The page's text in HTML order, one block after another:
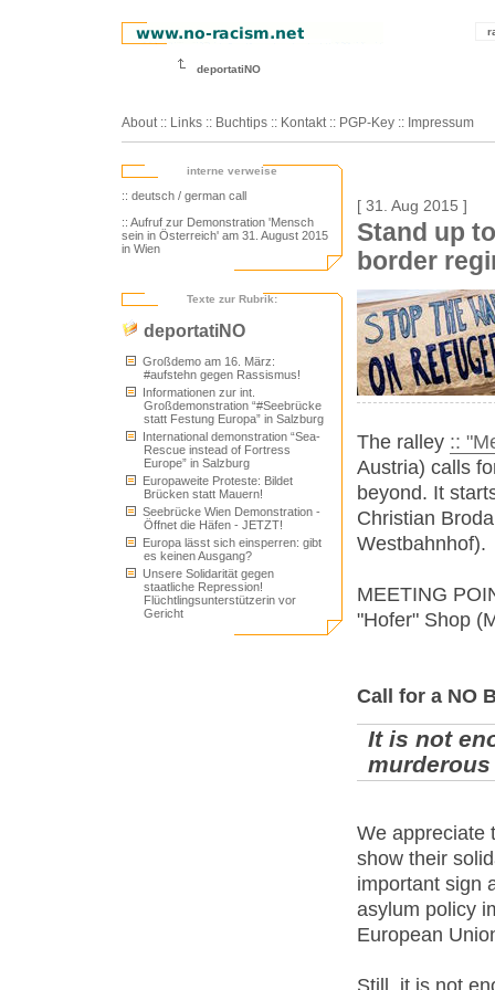
deportatiNO
About :: Links :: Buchtips :: Kontakt :: PGP-Key :: Impressum
interne verweise
:: deutsch / german call
:: Aufruf zur Demonstration 'Mensch
sein in Österreich' am 31. August 2015
in Wien
Texte zur Rubrik:
deportatiNO
Großdemo am 16. März:
#aufstehn gegen Rassismus!
Informationen zur int.
Großdemonstration “#Seebrücke
statt Festung Europa” in Salzburg
International demonstration “Sea-
Rescue instead of Fortress
Europe” in Salzburg
Europaweite Proteste: Bildet
Brücken statt Mauern!
Seebrücke Wien Demonstration -
Öffnet die Häfen - JETZT!
Europa lässt sich einsperren: gibt
es keinen Ausgang?
Unsere Solidarität gegen
staatliche Repression!
Flüchtlingsunterstützerin vor
Gericht
[ 31. Aug 2015 ]
Stand up
border
The ralley ::
Austria) calls
beyond. It
Christian
Westbahnhof).
MEETING
"Hofer" Shop
Call for a NO
It is not
We appreciate
show their
important sign
asylum policy
European